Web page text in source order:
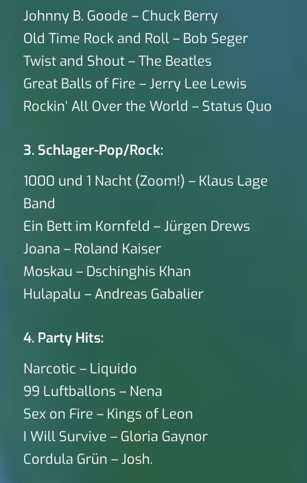
Johnny B. Goode – Chuck Berry
Old Time Rock and Roll – Bob Seger
Twist and Shout – The Beatles
Great Balls of Fire – Jerry Lee Lewis
Rockin‘ All Over the World – Status Quo
3. Schlager-Pop/Rock:
1000 und 1 Nacht (Zoom!) – Klaus Lage
Band
Ein Bett im Kornfeld – Jürgen Drews
Joana – Roland Kaiser
Moskau – Dschinghis Khan
Hulapalu – Andreas Gabalier
4. Party Hits:
Narcotic – Liquido
99 Luftballons – Nena
Sex on Fire – Kings of Leon
I Will Survive – Gloria Gaynor
Cordula Grün – Josh.